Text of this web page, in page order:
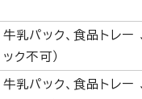
牛乳パック、食品トレー
ック不可）
牛乳パック、食品トレー